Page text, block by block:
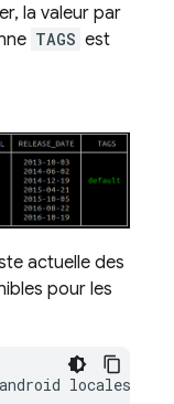
la valeur par
TAGS est
actuelle des
pour les
android locales